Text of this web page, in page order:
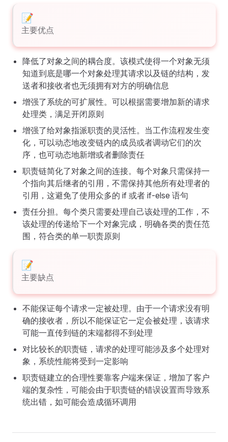
主要优点
降低了对象之间的耦合度。该模式使得一个对象无须
知道到底是哪一个对象处理其请求以及链的结构，发
送者和接收者也无须拥有对方的明确信息
增强了系统的可扩展性。可以根据需要增加新的请求
处理类，满足开闭原则
增强了给对象指派职责的灵活性。当工作流程发生变
化，可以动态地改变链内的成员或者调动它们的次
序，也可动态地新增或者删除责任
职责链简化了对象之间的连接。每个对象只需保持一
个指向其后继者的引用，不需保持其他所有处理者的
引用，这避免了使用众多的 if 或者 if-else 语句
责任分担。每个类只需要处理自己该处理的工作，不
该处理的传递给下一个对象完成，明确各类的责任范
围，符合类的单一职责原则
主要缺点
不能保证每个请求一定被处理。由于一个请求没有明
确的接收者，所以不能保证它一定会被处理，该请求
可能一直传到链的末端都得不到处理
对比较长的职责链，请求的处理可能涉及多个处理对
象，系统性能将受到一定影响
职责链建立的合理性要靠客户端来保证，增加了客户
端的复杂性，可能会由于职责链的错误设置而导致系
统出错，如可能会造成循环调用